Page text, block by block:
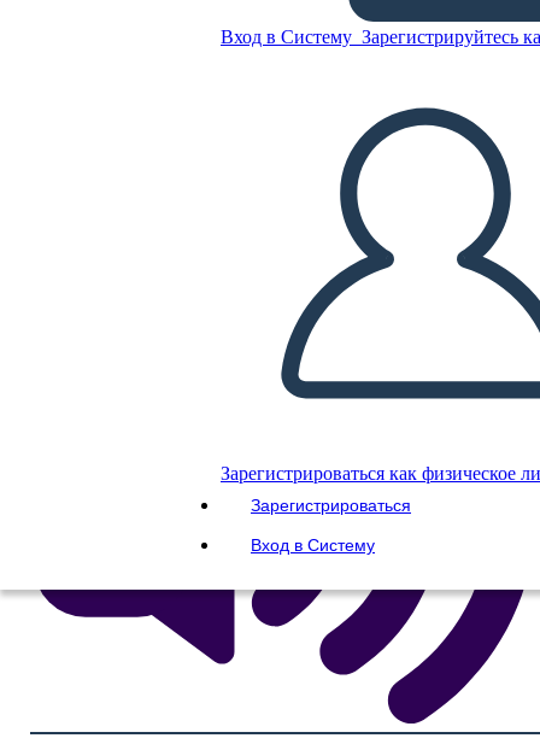
Вход в Систему Зарегистрируйтесь
Зарегистрироваться как физическое
Зарегистрироваться
Вход в Систему
Скопируйте эту раскадровку
СОЗДАТЬ РАСКАДРОВКУ
ВОСПРОИЗВЕСТИ СЛАЙД-ШОУ
ПОЧИТАЙ МНЕ